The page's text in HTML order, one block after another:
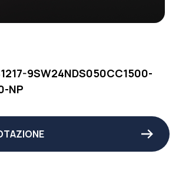
9SW24NDS050CC1500-
NP